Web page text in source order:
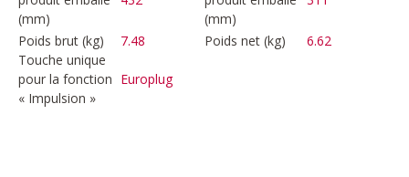
(mm)
(mm)
Poids brut (kg) 7.48 Poids net (kg)
6.62
Touche unique
pour la fonction
« Impulsion »
Europlug